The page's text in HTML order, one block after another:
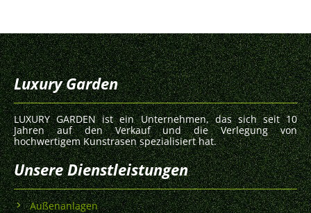
Luxury Garden
LUXURY GARDEN ist ein Unternehmen, das sich seit 10
Jahren auf den Verkauf und die Verlegung von
hochwertigem Kunstrasen spezialisiert hat.
Unsere Dienstleistungen
Außenanlagen